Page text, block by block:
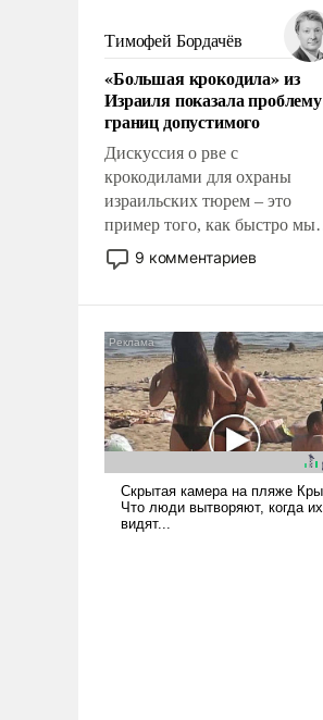
налогоплательщиков и где
Еревану за свои поступки не
нужно отвечать.
Тимофей Бордачёв
«Большая крокодила» из
Израиля показала проблему
границ допустимого
Дискуссия о рве с
крокодилами для охраны
израильских тюрем – это
пример того, как быстро мы
двигаемся по пути
революционных изменений.
псевдонаучной фантастики,
стало всерьез обсуждаемой
идеей.
9 комментариев